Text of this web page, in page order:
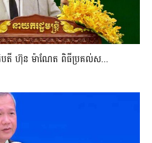
បតី ហ៊ុន ម៉ាណែត ពិធីប្រគល់ស...